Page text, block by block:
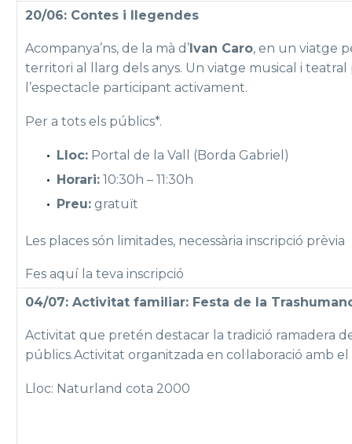
20/06: Contes i llegendes
Acompanya’ns, de la mà d’ Ivan Caro, en un viatge
territori al llarg dels anys. Un viatge musical i
l’espectacle participant activament.
Per a tots els públics*.
Lloc: Portal de la Vall (Borda Gabriel)
Horari: 10:30h – 11:30h
Preu: gratuït
Les places són limitades, necessària inscripció prèvia
Fes aquí la teva inscripció
04/07: Activitat familiar: Festa de la
Activitat que pretén destacar la tradició ramadera
públics.Activitat organitzada en col·laboració amb el
Lloc: Naturland cota 2000